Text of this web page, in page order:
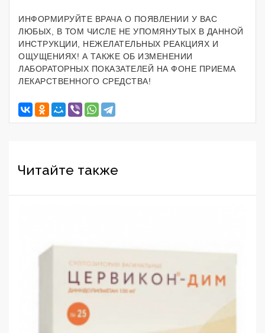
ИНФОРМИРУЙТЕ ВРАЧА О ПОЯВЛЕНИИ У ВАС
ЛЮБЫХ, В ТОМ ЧИСЛЕ НЕ УПОМЯНУТЫХ В ДАННОЙ
ИНСТРУКЦИИ, НЕЖЕЛАТЕЛЬНЫХ РЕАКЦИЯХ И
ОЩУЩЕНИЯХ! А ТАКЖЕ ОБ ИЗМЕНЕНИИ
ЛАБОРАТОРНЫХ ПОКАЗАТЕЛЕЙ НА ФОНЕ ПРИЕМА
ЛЕКАРСТВЕННОГО СРЕДСТВА!
Читайте также